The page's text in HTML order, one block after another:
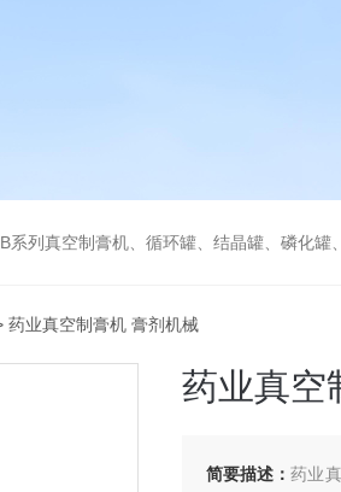
磷化罐、储罐、球型收缩罐、成套反应提取釜、灌装机、混合机、水
药业真空制膏机 膏剂机械
药业真空
简要描述：药业